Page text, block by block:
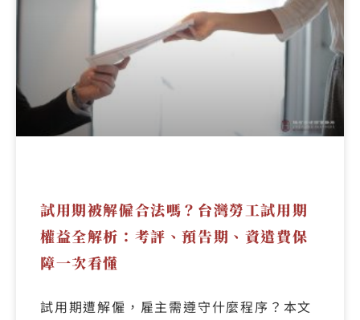
試用期被解僱合法嗎？台灣勞工試用期
權益全解析：考評、預告期、資遣費保
障一次看懂
試用期遭解僱，雇主需遵守什麼程序？本文